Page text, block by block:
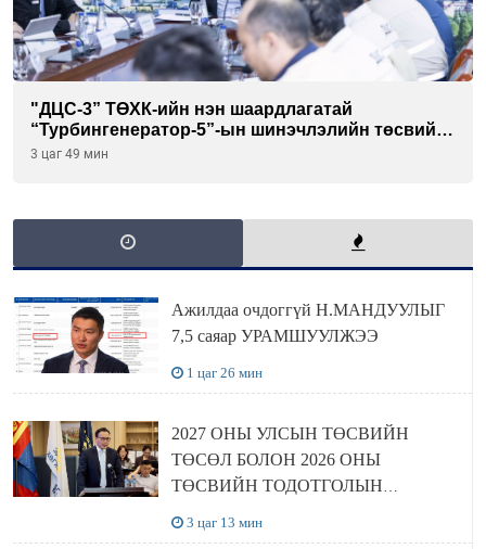
"ДЦС-3” ТӨХК-ийн нэн шаардлагатай
“Турбингенератор-5”-ын шинэчлэлийн төсвийг
шийдвэрлэхээр болов
3 цаг 49 мин
Ажилдаа очдоггүй Н.МАНДУУЛЫГ
7,5 саяар УРАМШУУЛЖЭЭ
1 цаг 26 мин
2027 ОНЫ УЛСЫН ТӨСВИЙН
ТӨСӨЛ БОЛОН 2026 ОНЫ
ТӨСВИЙН ТОДОТГОЛЫН
3 цаг 13 мин